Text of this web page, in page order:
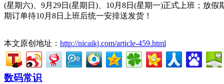
(星期六)、9月29日(星期日)、10月8日(星期一)正式上班；放
期订单待10月8日上班后统一安排送发货！
本文原创地址： http://nicaikj.com/article-459.html
数码常识